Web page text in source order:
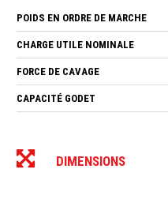
POIDS EN ORDRE DE MARCHE
CHARGE UTILE NOMINALE
FORCE DE CAVAGE
CAPACITÉ GODET
DIMENSIONS